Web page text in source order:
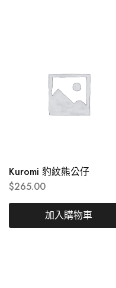
Kuromi 豹紋熊公仔
$265.00
加入購物車